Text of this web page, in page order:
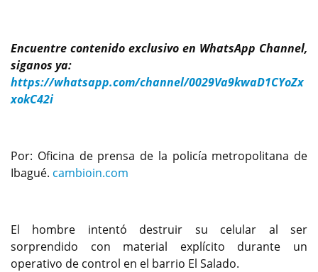
Encuentre contenido exclusivo en WhatsApp Channel,
siganos ya:
https://whatsapp.com/channel/0029Va9kwaD1CYoZx
xokC42i
Por: Oficina de prensa de la policía metropolitana de
Ibagué. cambioin.com
El hombre intentó destruir su celular al ser
sorprendido con material explícito durante un
operativo de control en el barrio El Salado.